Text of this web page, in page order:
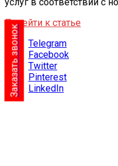
Перейти к статье
Telegram
Facebook
Twitter
Pinterest
LinkedIn
Заказать звонок